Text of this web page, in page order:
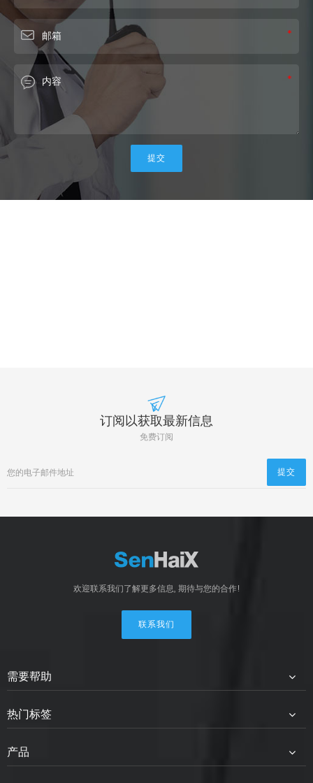
订阅以获取最新信息
免费订阅
欢迎联系我们了解更多信息, 期待与您的合作!
联系我们
需要帮助
热门标签
产品